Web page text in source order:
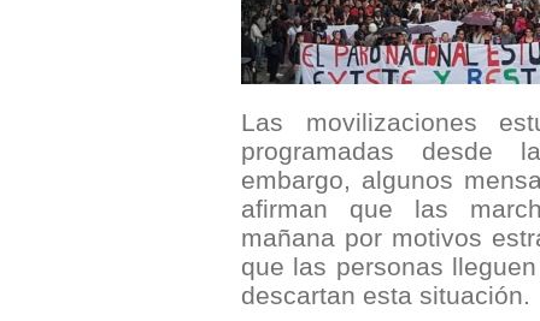
Las movilizaciones
programadas
embargo, algunos
afirman que las
mañana por motivos
que las personas
descartan esta situación.